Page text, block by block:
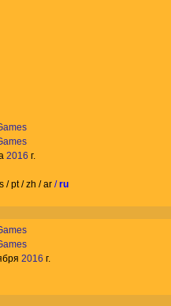
2016 г.
/ pt / zh / ar /ru
2016 г.